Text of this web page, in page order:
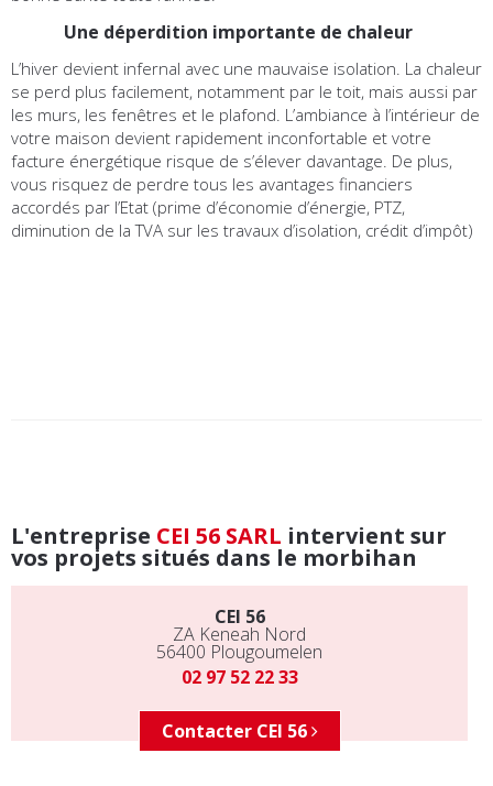
Une déperdition importante de chaleur
L’hiver devient infernal avec une mauvaise isolation. La chaleur
se perd plus facilement, notamment par le toit, mais aussi par
les murs, les fenêtres et le plafond. L’ambiance à l’intérieur de
votre maison devient rapidement inconfortable et votre
facture énergétique risque de s’élever davantage. De plus,
vous risquez de perdre tous les avantages financiers
accordés par l’Etat (prime d’économie d’énergie, PTZ,
diminution de la TVA sur les travaux d’isolation, crédit d’impôt)
L'entreprise CEI 56 SARL intervient sur
vos projets situés dans le morbihan
CEI 56
ZA Keneah Nord
56400 Plougoumelen
02 97 52 22 33
Contacter CEI 56